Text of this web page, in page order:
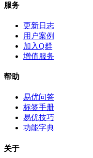
服务
更新日志
用户案例
加入Q群
增值服务
帮助
易优问答
标签手册
易优技巧
功能字典
关于